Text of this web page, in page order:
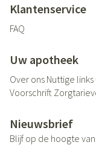
Klantenservice
FAQ
Uw apotheek
Over ons Nuttige links
Voorschrift
Nieuwsbrief
Blijf op de hoogte